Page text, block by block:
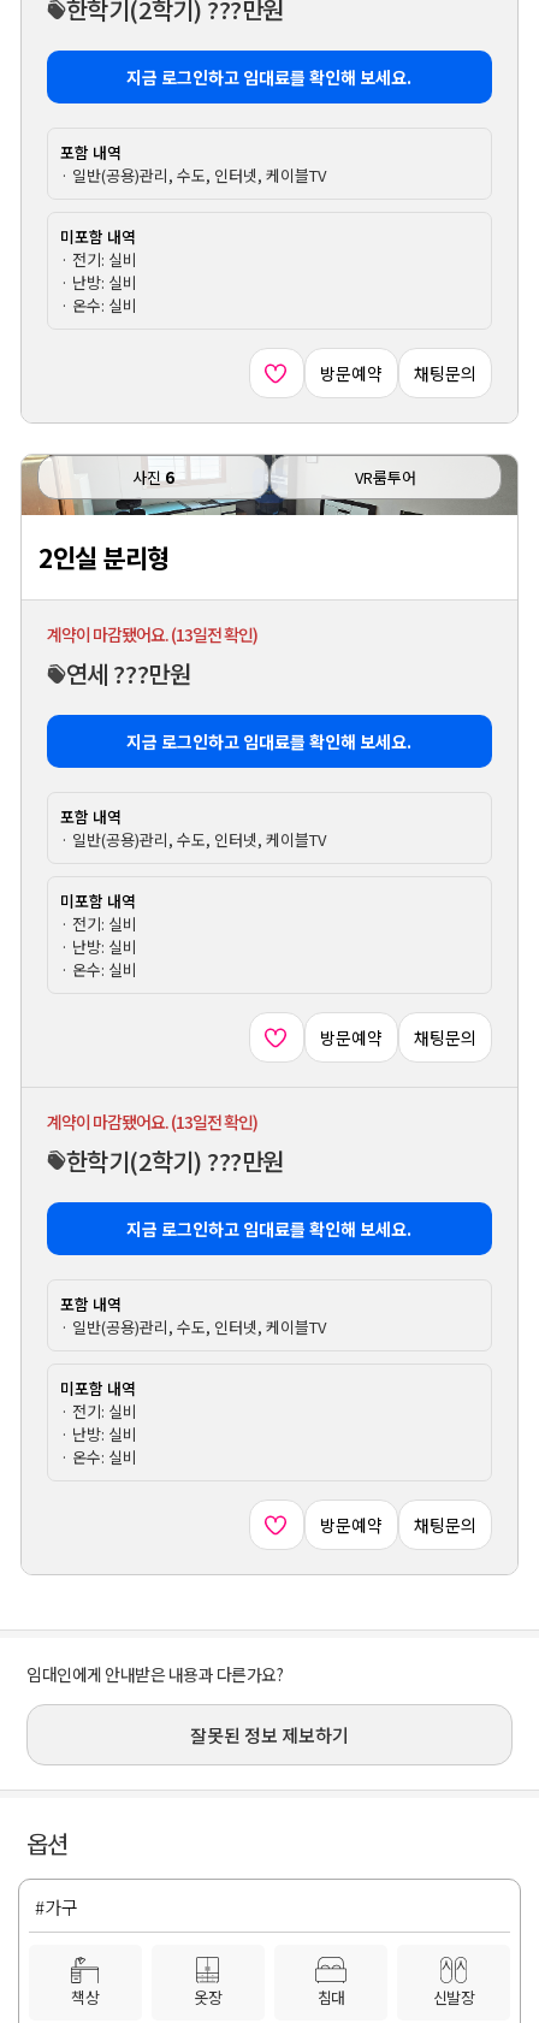
한학기 (2학기) ???만원
지금 로그인하고 임대료를 확인해 보세요.
포함 내역
· 일반(공용)관리, 수도, 인터넷, 케이블TV
미포함 내역
· 전기: 실비
· 난방: 실비
· 온수: 실비
방문예약 채팅문의
사진6 VR룸투어
2인실 분리형
계약이 마감됐어요. (13일전 확인)
연세 ???만원
지금 로그인하고 임대료를 확인해 보세요.
포함 내역
· 일반(공용)관리, 수도, 인터넷, 케이블TV
미포함 내역
· 전기: 실비
· 난방: 실비
· 온수: 실비
방문예약 채팅문의
계약이 마감됐어요. (13일전 확인)
한학기(2학기) ???만원
지금 로그인하고 임대료를 확인해 보세요.
포함 내역
· 일반(공용)관리, 수도, 인터넷, 케이블TV
미포함 내역
· 전기: 실비
· 난방: 실비
· 온수: 실비
방문예약 채팅문의
임대인에게 안내받은 내용과 다른가요?
잘못된 정보 제보하기
옵션
#가구
책상 옷장 침대 신발장